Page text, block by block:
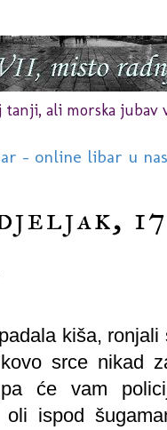
tanji, ali morska jubav
- online libar u
kiša,
srce nikad
pa će vam
oli ispod